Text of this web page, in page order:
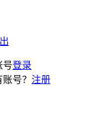
号登录
号？ 注册